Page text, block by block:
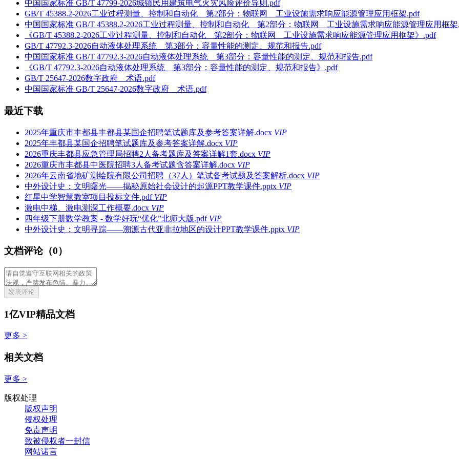
中国国家标准 GB/T 47799-2026城镇民用建筑电气火灾风险评价导则.pdf
GB/T 45388.2-2026工业过程测量、控制和自动化 第2部分：物联网 工业设施需求响应能源管理应用框架.pdf
中国国家标准 GB/T 45388.2-2026工业过程测量、控制和自动化 第2部分：物联网 工业设施需求响应能源管理应用框架
《GB/T 45388.2-2026工业过程测量、控制和自动化 第2部分：物联网 工业设施需求响应能源管理应用框架》.pdf
GB/T 47792.3-2026自动液体处理系统 第3部分：容量性能的测定、规范和报告.pdf
中国国家标准 GB/T 47792.3-2026自动液体处理系统 第3部分：容量性能的测定、规范和报告.pdf
《GB/T 47792.3-2026自动液体处理系统 第3部分：容量性能的测定、规范和报告》.pdf
GB/T 25647-2026数字政府 术语.pdf
中国国家标准 GB/T 25647-2026数字政府 术语.pdf
最近下载
2025年重庆市丰都县丰都县某国企招聘笔试题库及参考答案详解.docx VIP
2025年丰都县某国企招聘笔试题库及参考答案详解.docx VIP
2026重庆丰都县应急管理局招聘2人备考题库及答案详解1套.docx VIP
2026重庆市丰都县中医院招聘3人备考试题含答案详解.docx VIP
2026年云南省地矿测绘院有限公司招聘（37人）笔试备考试题及答案解析.docx VIP
中外设计史：文明曙光——揭秘原始社会设计的起源PPT教学课件.pptx VIP
红星中学智慧教室项目投标文件.pdf VIP
激电中梯、激电测深工作概要.docx VIP
四年级下册数学教案 - 数学好玩“优化”北师大版.pdf VIP
中外设计史：文明寻踪——溯源古代亚非拉地区的设计PPT教学课件.pptx VIP
文档评论（0）
发表评论
1亿VIP精品文档
更多 >
相关文档
更多 >
版权处理
版权声明
侵权处理
免责声明
致被侵权者一封信
网站诺言